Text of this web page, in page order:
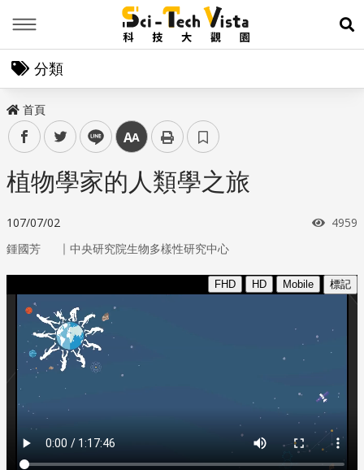
展
分類
首頁
facebooktwitter line 中
植物學家的人類學之旅
107/07/02 瀏覽
4959
鍾國芳 ｜ 中央研究院生物多樣性研究中心